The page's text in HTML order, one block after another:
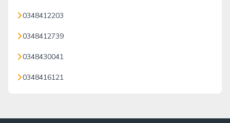
0348412203
0348412739
0348430041
0348416121